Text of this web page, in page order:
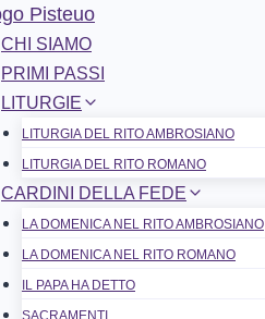
CHI SIAMO
PRIMI PASSI
LITURGIE
LITURGIA DEL RITO AMBROSIANO
LITURGIA DEL RITO ROMANO
CARDINI DELLA FEDE
LA DOMENICA NEL R​​​​​​ITO AMBROSIANO
LA DOMENICA NEL RITO ROMANO
IL PAPA HA DETTO
SACRAMENTI